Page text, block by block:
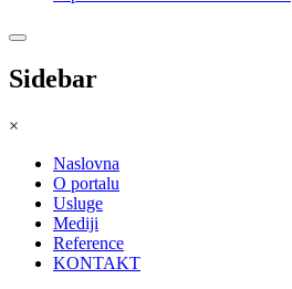
Sidebar
×
Naslovna
O portalu
Usluge
Mediji
Reference
KONTAKT